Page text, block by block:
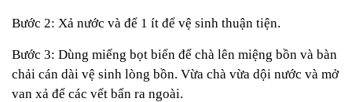
Bước 2: Xả nước và để 1 ít để vệ sinh thuận tiện.
Bước 3: Dùng miếng bọt biển để chà lên miệng bồn và bàn
chải cán dài vệ sinh lòng bồn. Vừa chà vừa dội nước và mở
van xả để các vết bẩn ra ngoài.